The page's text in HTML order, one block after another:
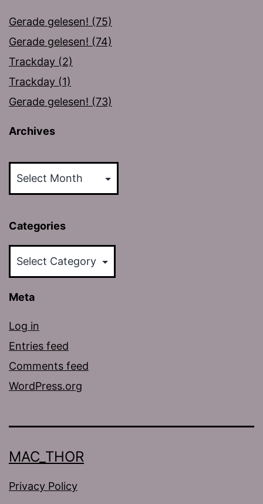
Gerade gelesen! (75)
Gerade gelesen! (74)
Trackday (2)
Trackday (1)
Gerade gelesen! (73)
Archives
Categories
Meta
Log in
Entries feed
Comments feed
WordPress.org
MAC_THOR
Privacy Policy